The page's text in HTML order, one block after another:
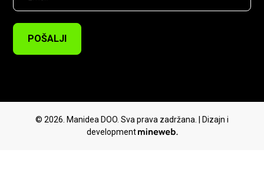
POŠALJI
© 2026. Manidea DOO. Sva prava zadržana. | Dizajn i
development